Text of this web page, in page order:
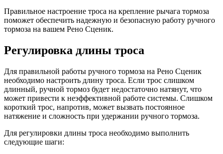
Правильное настроение троса на крепление рычага тормоза
поможет обеспечить надежную и безопасную работу ручного
тормоза на вашем Рено Сценик.
Регулировка длины троса
Для правильной работы ручного тормоза на Рено Сценик
необходимо настроить длину троса. Если трос слишком
длинный, ручной тормоз будет недостаточно натянут, что
может привести к неэффективной работе системы. Слишком
короткий трос, напротив, может вызвать постоянное
натяжение и сложность при удержании ручного тормоза.
Для регулировки длины троса необходимо выполнить
следующие шаги: